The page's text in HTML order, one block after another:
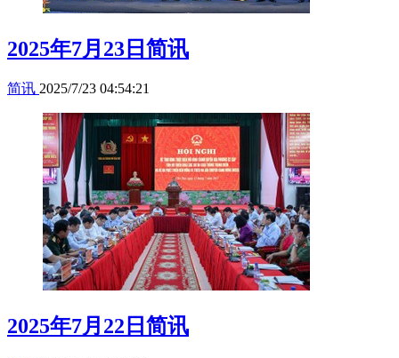
2025年7月23日简讯
简讯 2025/7/23 04:54:21
2025年7月22日简讯